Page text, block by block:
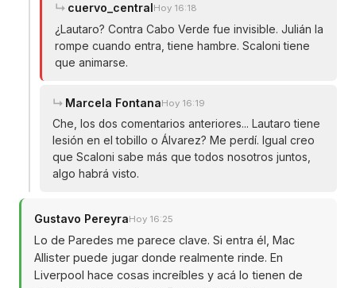
cuervo_centralHoy 16:18
¿Lautaro? Contra Cabo Verde fue invisible. Julián la
rompe cuando entra, tiene hambre. Scaloni tiene
que animarse.
Marcela FontanaHoy 16:19
Che, los dos comentarios anteriores... Lautaro tiene
lesión en el tobillo o Álvarez? Me perdí. Igual creo
que Scaloni sabe más que todos nosotros juntos,
algo habrá visto.
Gustavo PereyraHoy 16:25
Lo de Paredes me parece clave. Si entra él, Mac
Allister puede jugar donde realmente rinde. En
Liverpool hace cosas increíbles y acá lo tienen de